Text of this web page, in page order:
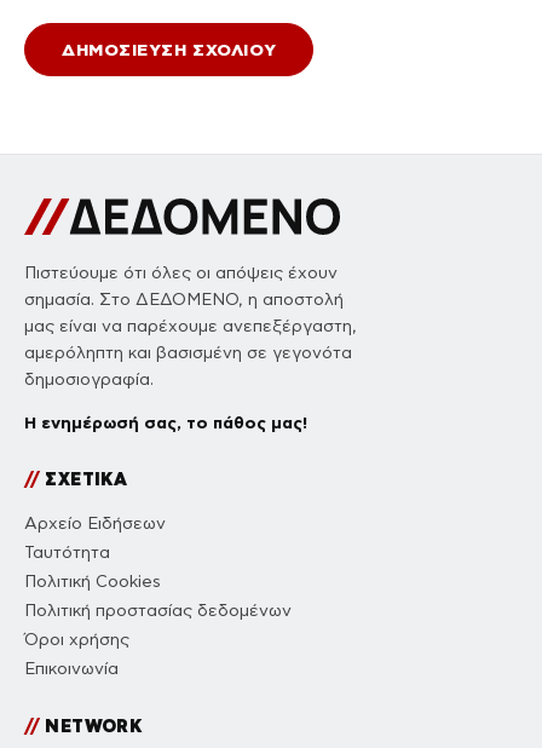
Πιστεύουμε ότι όλες οι απόψεις έχουν
σημασία. Στο ΔΕΔΟΜΕΝΟ, η αποστολή
μας είναι να παρέχουμε ανεπεξέργαστη,
αμερόληπτη και βασισμένη σε γεγονότα
δημοσιογραφία.
Η ενημέρωσή σας, το πάθος μας!
//ΣΧΕΤΙΚΑ
Αρχείο Ειδήσεων
Ταυτότητα
Πολιτική Cookies
Πολιτική προστασίας δεδομένων
Όροι χρήσης
Επικοινωνία
//NETWORK